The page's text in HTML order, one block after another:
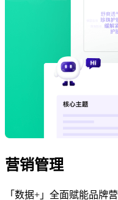
营销管理
「数据+」全面赋能品牌